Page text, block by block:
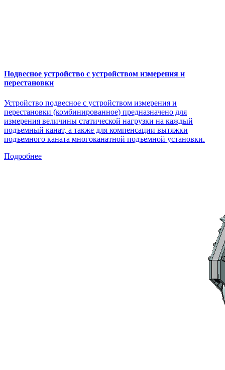
Подвесное устройство с устройством измерения и
перестановки
Устройство подвесное с устройством измерения и
перестановки (комбинированное) предназначено для
измерения величины статической нагрузки на каждый
подъемный канат, а также для компенсации вытяжки
подъемного каната многоканатной подъемной установки.
Подробнее